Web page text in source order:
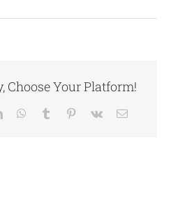
Choose Your Platform!
LinkedInWhatsApp
Tumblr Pinterest
Vk Email